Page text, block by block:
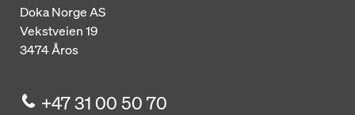
Doka Norge AS
Vekstveien 19
3474Åros
+47 31 00 50 70